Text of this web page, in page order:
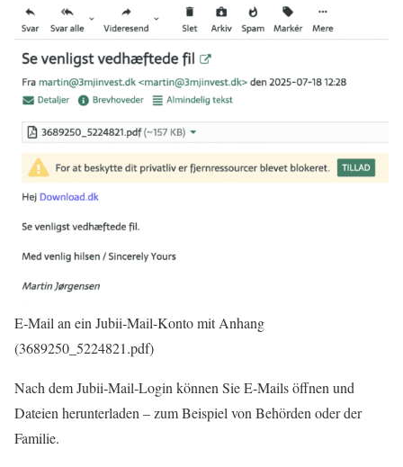
E‑Mail an ein Jubii‑Mail‑Konto mit Anhang
(3689250_5224821.pdf)
Nach dem Jubii‑Mail‑Login können Sie E‑Mails öffnen und
Dateien herunterladen – zum Beispiel von Behörden oder der
Familie.